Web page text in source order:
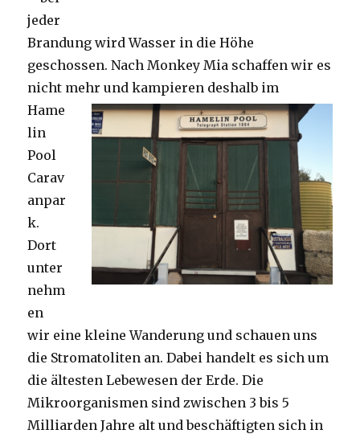
jeder
Brandung wird Wasser in die Höhe
geschossen. Nach Monkey Mia schaffen wir es
nicht mehr und kampieren deshalb im
Hame
lin
Pool
Carav
anpar
k.
Dort
unter
nehm
en
wir eine kleine Wanderung und schauen uns
die Stromatoliten an. Dabei handelt es sich um
die ältesten Lebewesen der Erde. Die
Mikroorganismen sind zwischen 3 bis 5
Milliarden Jahre alt und beschäftigten sich in